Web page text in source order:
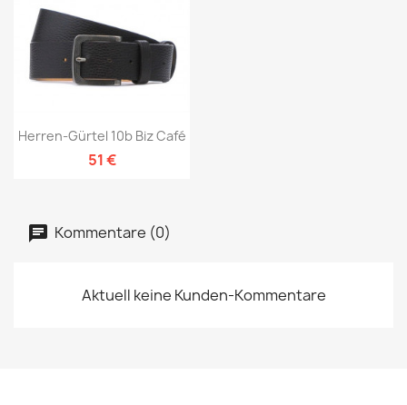
Herren-Gürtel 10b Biz Café
51 €
Kommentare (0)
Aktuell keine Kunden-Kommentare